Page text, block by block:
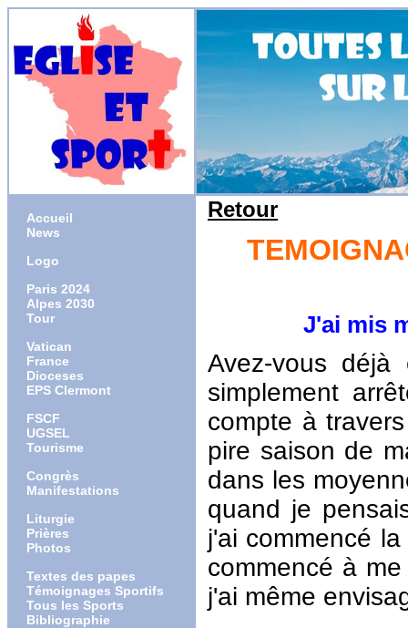
Accueil
News
Logo
Paris 2024
Alpes 2030
Tour
Vatican
France
Dioceses
EPS Clermont
FSCF
UGSEL
Tourisme
Congrès
Manifestations
Liturgie
Prières
Photos
Textes des papes
Témoignages Sportifs
Tous les Sports
Bibliographie
Retour
J'ai mis ma
Avez-vous
simplement
compte à
pire saison de
dans les
quand je
j'ai commencé
commencé à
j'ai même